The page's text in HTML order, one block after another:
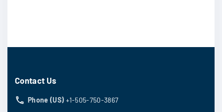
Contact Us
Phone (US) +1-505-750-3867